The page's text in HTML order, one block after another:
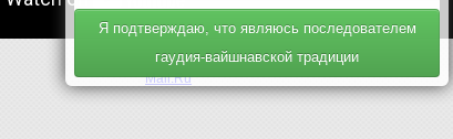
Mail.Ru
Я подтверждаю, что являюсь последователем
гаудия-вайшнавской традиции